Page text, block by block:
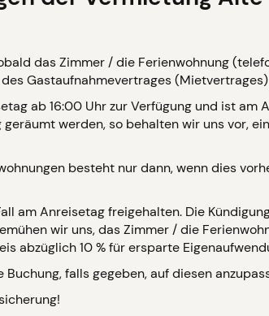
das Zimmer / die Ferienwohnung
Gastaufnahmevertrages
ab 16:00 Uhr zur Verfügung und ist am
werden, so behalten wir uns vor,
besteht nur dann, wenn dies
am Anreisetag freigehalten. Die
wir uns, das Zimmer / die
abzüglich 10 % für ersparte
falls gegeben, auf diesen